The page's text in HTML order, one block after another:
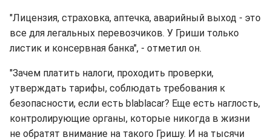
"Лицензия, страховка, аптечка, аварийный выход - это
все для легальных перевозчиков. У Гриши только
листик и консервная банка", - отметил он.
"Зачем платить налоги, проходить проверки,
утверждать тарифы, соблюдать требования к
безопасности, если есть blablacar? Еще есть наглость,
контролирующие органы, которые никогда в жизни
не обратят внимание на такого Гришу. И на тысячи